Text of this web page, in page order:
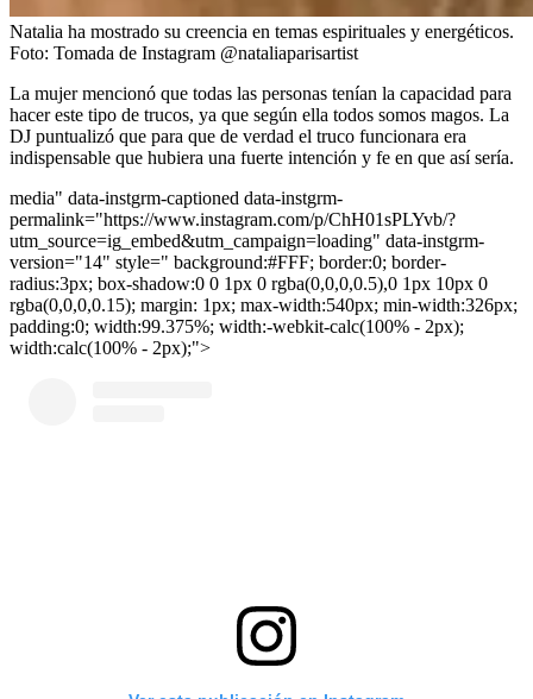
Natalia ha mostrado su creencia en temas espirituales y energéticos.
Foto: Tomada de Instagram @nataliaparisartist
La mujer mencionó que todas las personas tenían la capacidad para
hacer este tipo de trucos, ya que según ella todos somos magos. La
DJ puntualizó que para que de verdad el truco funcionara era
indispensable que hubiera una fuerte intención y fe en que así sería.
media" data-instgrm-captioned data-instgrm-
permalink="https://www.instagram.com/p/ChH01sPLYvb/?
utm_source=ig_embed&utm_campaign=loading" data-instgrm-
version="14" style=" background:#FFF; border:0; border-
radius:3px; box-shadow:0 0 1px 0 rgba(0,0,0,0.5),0 1px 10px 0
rgba(0,0,0,0.15); margin: 1px; max-width:540px; min-width:326px;
padding:0; width:99.375%; width:-webkit-calc(100% - 2px);
width:calc(100% - 2px);">